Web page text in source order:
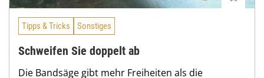
Tipps & Tricks Sonstiges
Schweifen Sie doppelt ab
Die Bandsäge gibt mehr Freiheiten als die